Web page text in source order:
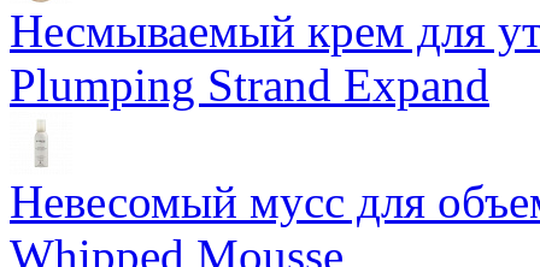
Несмываемый крем для
Plumping Strand Expand
Невесомый мусс для
Whipped Mousse